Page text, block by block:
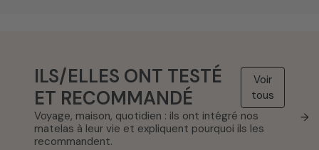
ILS/ELLES ONT TESTÉ
ET RECOMMANDÉ
Voir
tous
→
Voyage, maison, quotidien : ils ont intégré nos
matelas à leur vie et expliquent pourquoi ils les
recommandent.